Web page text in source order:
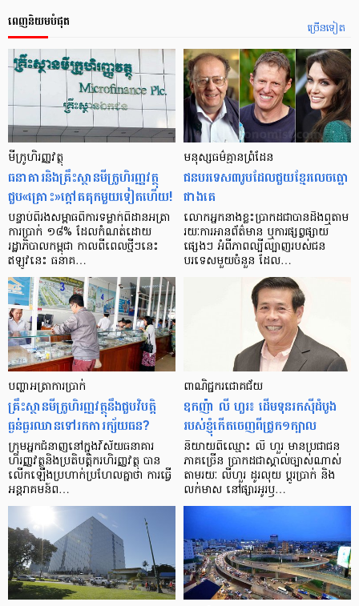
ច្រើនទៀត
ពេញនិយមបំផុត
មីក្រូ​ហិរញ្ញវត្ថុ
ធនាគារ​និង​គ្រឹះស្ថាន​មីក្រូ​ហិរញ្ញវត្ថុ​
ជួប«គ្រោះ»ក្តៅ​គគុក​មួយ​ទៀត​ហើយ!
បន្ទាប់​ពី​រង​សម្ពាធ​​ពី​ការ​ទម្លាក់​ពិដាន​អត្រា​
ការ​ប្រាក់ ១៨​% ដែល​កំណត់​ដោយ​
រដ្ឋាភិបាល​កម្ពុជា កាល​ពី​ពេល​ថ្មីៗ​នេះ
ឥឡូវ​នេះ ធនាគ…
មនុស្ស​ធម៌​គ្មាន​ព្រំដែន
ជន​បរទេស​៣​រូប​ដែល​ជួយ​ខ្មែរ​លេច​ធ្លោ​
ជាង​គេ
លោកអ្នក​នាង​ខ្លះ​ប្រាកដ​ជា​បាន​​ដឹង​ឮ​តាម​
រយៈ​ការ​អាន​ព័ត៌មាន ឬ​ការ​ផ្សព្វផ្សាយ​
ផ្សេងៗ អំពី​ភាព​ល្បីល្បាញ​របស់​ជន​
បរទេស​មួយ​ចំនួន ដែល…
បញ្ហា​អត្រា​ការប្រាក់
គ្រឹះស្ថាន​មីក្រូ​ហិរញ្ញវត្ថុ​នឹង​ជួប​វិបត្តិ​
ធ្ងន់ធ្ងរ​ឈាន​ទៅ​រក​ការ​ក្ស័យធន?
ក្រុម​អ្នក​ជំនាញ​នៅ​ក្នុង​វិស័យ​ធនាគារ
ហិរញ្ញវត្ថុ​និង​ប្រតិបត្តិករ​ហិរញ្ញ​វត្ថុ បាន​​
លើក​ឡើង​ប្រហាក់​ប្រហែល​គ្នា​ថា ការ​ធ្វើ​
អន្តរាគមន៍​ព…
ពាណិជ្ជករជោគជ័យ
ឧកញ៉ា លី ហួរ៖ ដើមទុនរកស៊ីដំបូង
របស់ខ្ញុំកើតចេញពីជ្រូក១ក្បាល
និយាយ​ពី​ឈ្មោះ លី ហួរ មាន​ប្រជាជន​
ភាគ​ច្រើន ប្រាកដ​ជា​ស្គាល់​ច្បាស់​ណាស់
តាមរយៈ លីហួរ ដូរ​លុយ ប្តូរ​បា្រក់ និង​
លក់​មាស នៅ​ផ្សារ​អូរ​ឫ…